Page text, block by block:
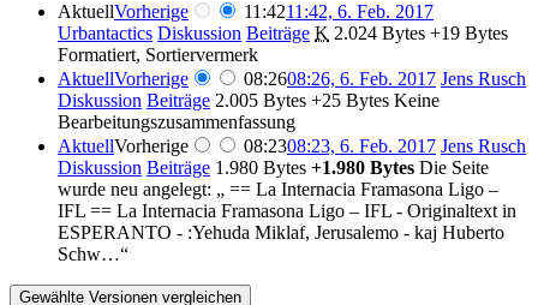
AktuellVorherige 11:4211:42, 6. Feb. 2017
Urbantactics Diskussion Beiträge K 2.024 Bytes +19 Bytes
Formatiert, Sortiervermerk
AktuellVorherige 08:2608:26, 6. Feb. 2017 Jens Rusch
Diskussion Beiträge 2.005 Bytes +25 Bytes Keine
Bearbeitungszusammenfassung
AktuellVorherige 08:2308:23, 6. Feb. 2017 Jens Rusch
Diskussion Beiträge 1.980 Bytes +1.980 Bytes Die Seite
wurde neu angelegt: „ == La Internacia Framasona Ligo –
IFL == La Internacia Framasona Ligo – IFL - Originaltext in
ESPERANTO - :Yehuda Miklaf, Jerusalemo - kaj Huberto
Schw…“